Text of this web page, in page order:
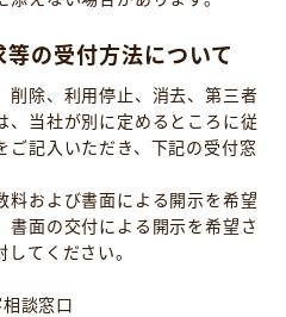
の受付方法について
削除、利用停止、消去、第三者
、当社が別に定めるところに従
ご記入いただき、下記の受付窓
料および書面による開示を希望
書面の交付による開示を希望さ
てください。
談窓口